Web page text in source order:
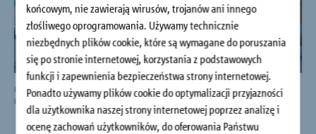
końcowym, nie zawierają wirusów, trojanów ani innego
złośliwego oprogramowania. Używamy technicznie
niezbędnych plików cookie, które są wymagane do poruszania
się po stronie internetowej, korzystania z podstawowych
funkcji i zapewnienia bezpieczeństwa strony internetowej.
Ponadto używamy plików cookie do optymalizacji przyjazności
dla użytkownika naszej strony internetowej poprzez analizę i
ocenę zachowań użytkowników, do oferowania Państwu
Budownictwo jednorodzinne
O firmie
Doradztwo i kontakt
Obiekty referencyjne Schöck Isokorb® T typu SK: Evergreen 365, Fot.: Masterm
Group